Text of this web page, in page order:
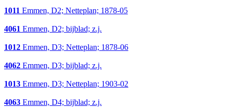
1011 Emmen, D2; Netteplan; 1878-05
4061 Emmen, D2; bijblad; z.j.
1012 Emmen, D3; Netteplan; 1878-06
4062 Emmen, D3; bijblad; z.j.
1013 Emmen, D3; Netteplan; 1903-02
4063 Emmen, D4; bijblad; z.j.